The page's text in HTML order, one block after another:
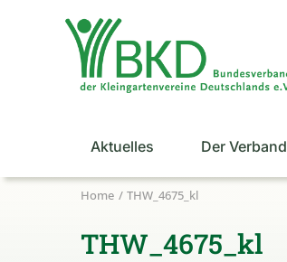
Aktuelles Der Verband
Home THW_4675_kl
THW_4675_kl